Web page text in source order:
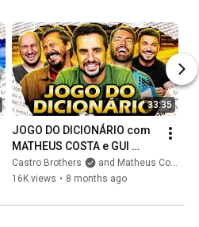
33:35
JOGO DO DICIONÁRIO com
MATHEUS COSTA e GUI
ALBUQUERQUE
Castro Brothers
and Matheus Costa
16K views • 8 months ago